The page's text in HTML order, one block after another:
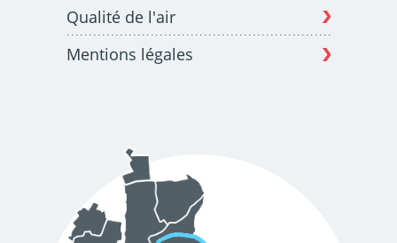
Qualité de l'air
Mentions légales